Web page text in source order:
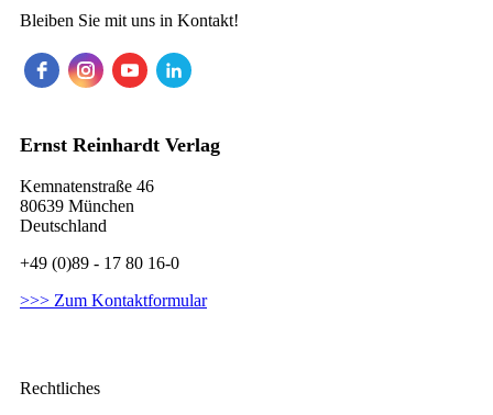
Bleiben Sie mit uns in Kontakt!
Ernst Reinhardt Verlag
Kemnatenstraße 46
80639 München
Deutschland
+49 (0)89 - 17 80 16-0
>>> Zum Kontaktformular
Rechtliches